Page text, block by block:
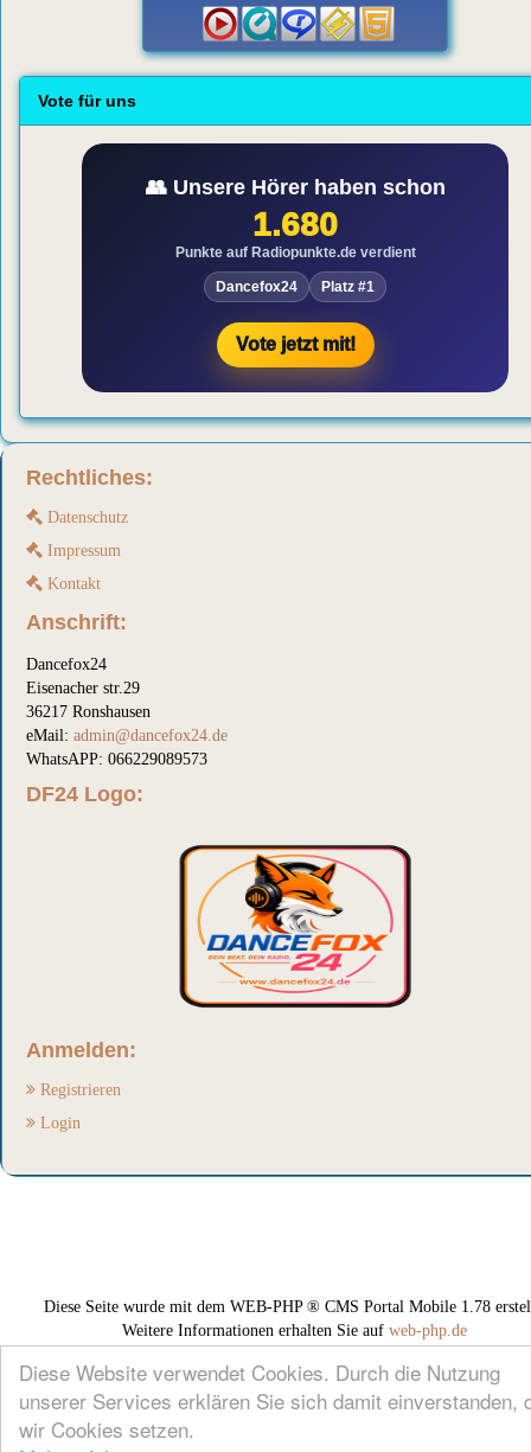
Diese Website verwendet Cookies. Durch die Nutzung
unserer Services erklären Sie sich damit einverstanden,
wir Cookies setzen.
Vote für uns
Rechtliches:
Datenschutz
Impressum
Kontakt
Anschrift:
Dancefox24
Eisenacher str.29
36217 Ronshausen
eMail: admin@dancefox24.de
WhatsAPP: 066229089573
DF24 Logo:
Anmelden:
Registrieren
Login
Diese Seite wurde mit dem WEB-PHP ® CMS Portal Mobile 1.78
Weitere Informationen erhalten Sie auf web-php.de